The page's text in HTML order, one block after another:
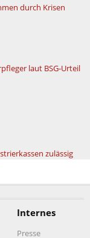
durch Krisen
laut BSG-Urteil
zulässig
Internes
Presse